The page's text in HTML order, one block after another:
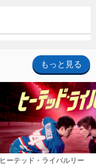
もっと見る
ヒーテッド・ライバルリー